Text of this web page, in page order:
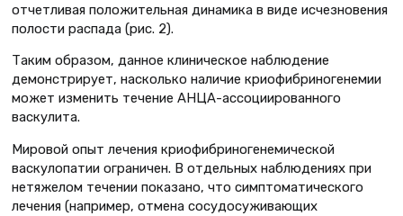
отчетливая положительная динамика в виде исчезновения
полости распада (рис. 2).
Таким образом, данное клиническое наблюдение
демонстрирует, насколько наличие криофибриногенемии
может изменить течение АНЦА-ассоциированного
васкулита.
Мировой опыт лечения криофибриногенемической
васкулопатии ограничен. В отдельных наблюдениях при
нетяжелом течении показано, что симптоматического
лечения (например, отмена сосудосуживающих